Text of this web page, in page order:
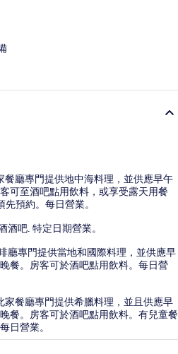
餐廳專門提供地中海料理，並供應早午
可至酒吧點用飲料，或享受露天用餐
預約。每日營業。
酒吧. 特定日期營業。
廳專門提供當地和國際料理，並供應早
餐。房客可於酒吧點用飲料。每日營
家餐廳專門提供希臘料理，並且供應早
餐。房客可於酒吧點用飲料。有兒童餐
日營業。